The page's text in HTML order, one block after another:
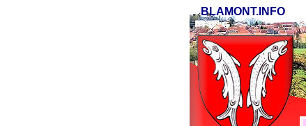
BLAMONT.INFO